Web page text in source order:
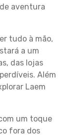
aventura
tudo à mão,
a um
das lojas
Além
Laem
um toque
fora dos